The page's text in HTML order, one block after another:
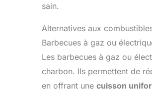
sain.
Alternatives aux
Barbecues à gaz ou
Les barbecues à gaz ou
charbon. Ils permettent de
en offrant une cuisson